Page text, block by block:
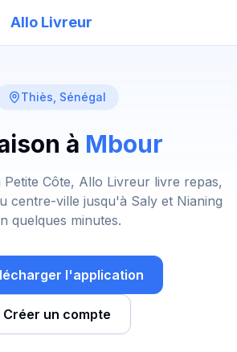
Allo Livreur
Thiès , Sénégal
à Mbour
Côte, Allo Livreur livre repas,
centre-ville jusqu'à Saly et Nianing
quelques minutes.
l'application
Créer un compte